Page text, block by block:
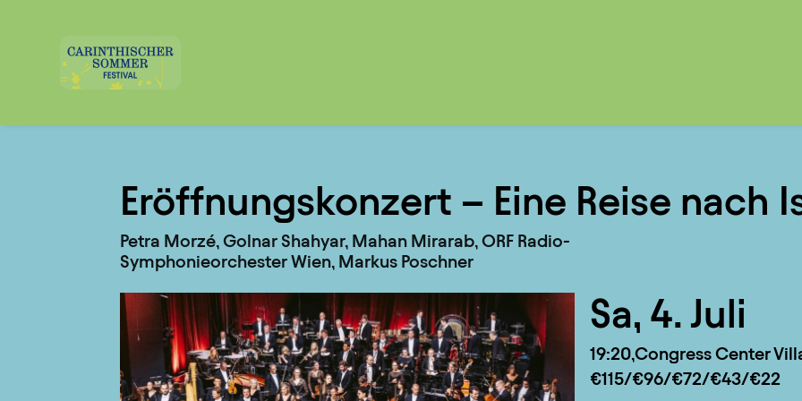
Eröffnungskonzert – Eine Reise nach
Petra Morzé, Golnar Shahyar, Mahan Mirarab, ORF Radio-
Symphonieorchester Wien, Markus Poschner
Sa, 4. Juli
19:20Congress Center
€115/€96/€72/€43/€22